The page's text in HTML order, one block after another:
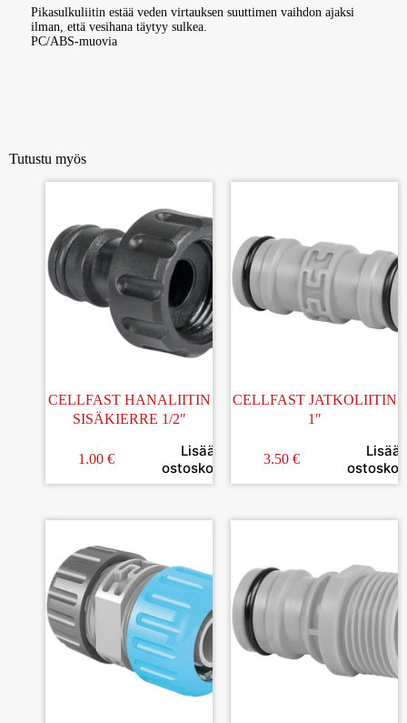
Pikasulkuliitin estää veden virtauksen suuttimen vaihdon ajaksi
ilman, että vesihana täytyy sulkea.
PC/ABS-muovia
Tutustu myös
CELLFAST HANALIITIN
SISÄKIERRE 1/2″
1.00 €
Lisää
ostoskoriin
CELLFAST JATKOLIITIN
1″
3.50 €
Lisää